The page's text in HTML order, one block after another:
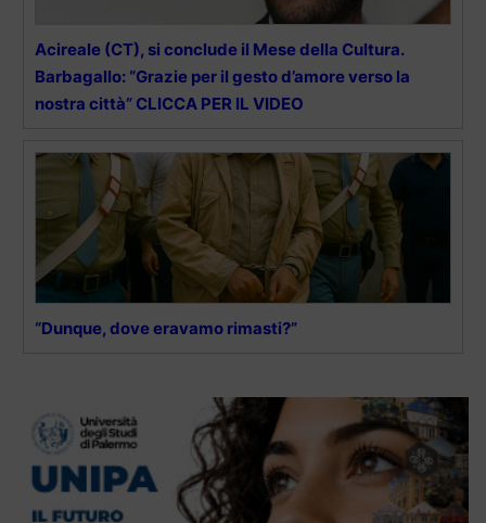
Acireale (CT), si conclude il Mese della Cultura.
Barbagallo: “Grazie per il gesto d’amore verso la
nostra città” CLICCA PER IL VIDEO
“Dunque, dove eravamo rimasti?”